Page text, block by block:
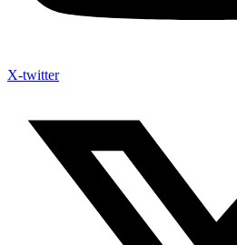
X-twitter